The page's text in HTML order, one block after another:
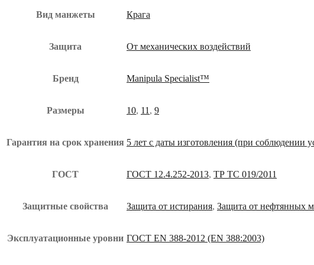
Вид манжеты Крага
Защита От механических воздействий
Бренд Manipula Specialist™
Размеры 10, 11 , 9
Гарантия на срок хранения 5 лет с даты изготовления (при соблюдении
ГОСТ ГОСТ 12.4.252-2013, ТР ТС 019/2011
Защитные свойства Защита от истирания, Защита от нефтянных
Эксплуатационные уровни ГОСТ EN 388-2012 (EN 388:2003)